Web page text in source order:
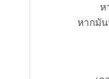
ห
หากมัน